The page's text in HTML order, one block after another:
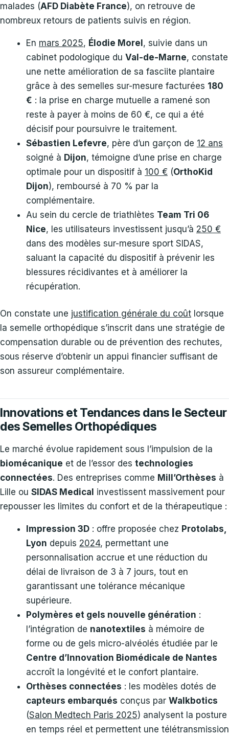
malades (AFD Diabète France), on retrouve de
nombreux retours de patients suivis en région.
En mars 2025, Élodie Morel, suivie dans un
cabinet podologique du Val-de-Marne, constate
une nette amélioration de sa fasciite plantaire
grâce à des semelles sur-mesure facturées 180
€ : la prise en charge mutuelle a ramené son
reste à payer à moins de 60 €, ce qui a été
décisif pour poursuivre le traitement.
Sébastien Lefevre, père d’un garçon de 12 ans
soigné à Dijon, témoigne d’une prise en charge
optimale pour un dispositif à 100 € (OrthoKid
Dijon), remboursé à 70 % par la
complémentaire.
Au sein du cercle de triathlètes Team Tri 06
Nice, les utilisateurs investissent jusqu’à 250 €
dans des modèles sur-mesure sport SIDAS,
saluant la capacité du dispositif à prévenir les
blessures récidivantes et à améliorer la
récupération.
On constate une justification générale du coût lorsque
la semelle orthopédique s’inscrit dans une stratégie de
compensation durable ou de prévention des rechutes,
sous réserve d’obtenir un appui financier suffisant de
son assureur complémentaire.
Innovations et Tendances dans le Secteur
des Semelles Orthopédiques
Le marché évolue rapidement sous l’impulsion de la
biomécanique et de l’essor des technologies
connectées. Des entreprises comme Mill’Orthèses à
Lille ou SIDAS Medical investissent massivement pour
repousser les limites du confort et de la thérapeutique :
Impression 3D : offre proposée chez Protolabs,
Lyon depuis 2024, permettant une
personnalisation accrue et une réduction du
délai de livraison de 3 à 7 jours, tout en
garantissant une tolérance mécanique
supérieure.
Polymères et gels nouvelle génération :
l’intégration de nanotextiles à mémoire de
forme ou de gels micro-alvéolés étudiée par le
Centre d’Innovation Biomédicale de Nantes
accroît la longévité et le confort plantaire.
Orthèses connectées : les modèles dotés de
capteurs embarqués conçus par Walkbotics
(Salon Medtech Paris 2025) analysent la posture
en temps réel et permettent une télétransmission